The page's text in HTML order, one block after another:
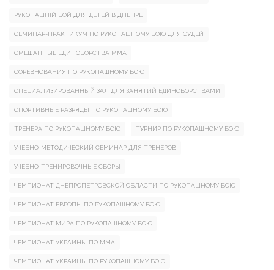
РУКОПАШНІЙ БОЙ ДЛЯ ДЕТЕЙ В ДНЕПРЕ
СЕМИНАР-ПРАКТИКУМ ПО РУКОПАШНОМУ БОЮ ДЛЯ СУДЕЙ
СМЕШАННЫЕ ЕДИНОБОРСТВА ММА
СОРЕВНОВАНИЯ ПО РУКОПАШНОМУ БОЮ
СПЕЦИАЛИЗИРОВАННЫЙ ЗАЛ ДЛЯ ЗАНЯТИЙ ЕДИНОБОРСТВАМИ
СПОРТИВНЫЕ РАЗРЯДЫ ПО РУКОПАШНОМУ БОЮ
ТРЕНЕРА ПО РУКОПАШНОМУ БОЮ ТУРНИР ПО РУКОПАШНОМУ БОЮ
УЧЕБНО-МЕТОДИЧЕСКИЙ СЕМИНАР ДЛЯ ТРЕНЕРОВ
УЧЕБНО-ТРЕНИРОВОЧНЫЕ СБОРЫ
ЧЕМПИОНАТ ДНЕПРОПЕТРОВСКОЙ ОБЛАСТИ ПО РУКОПАШНОМУ БОЮ
ЧЕМПИОНАТ ЕВРОПЫ ПО РУКОПАШНОМУ БОЮ
ЧЕМПИОНАТ МИРА ПО РУКОПАШНОМУ БОЮ
ЧЕМПИОНАТ УКРАИНЫ ПО ММА
ЧЕМПИОНАТ УКРАИНЫ ПО РУКОПАШНОМУ БОЮ